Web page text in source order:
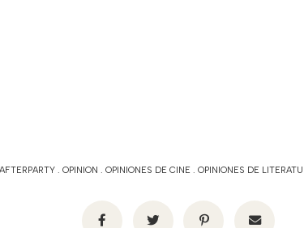
AFTERPARTY .OPINION .OPINIONES DE CINE .OPINIONES DE